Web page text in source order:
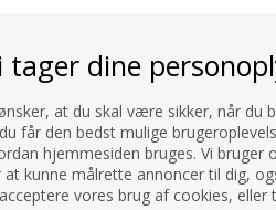
tager dine
at du skal være sikker, når du
får den bedst mulige
hjemmesiden bruges. Vi
kunne målrette annoncer til dig,
vores brug af cookies,